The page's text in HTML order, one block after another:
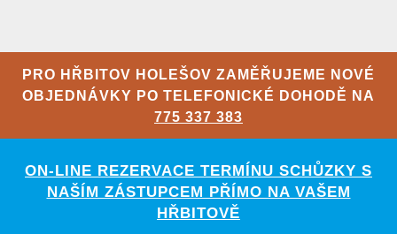
PRO HŘBITOV HOLEŠOV ZAMĚŘUJEME NOVÉ
OBJEDNÁVKY PO TELEFONICKÉ DOHODĚ NA
775 337 383
ON-LINE REZERVACE TERMÍNU SCHŮZKY S
NAŠÍM ZÁSTUPCEM PŘÍMO NA VAŠEM
HŘBITOVĚ